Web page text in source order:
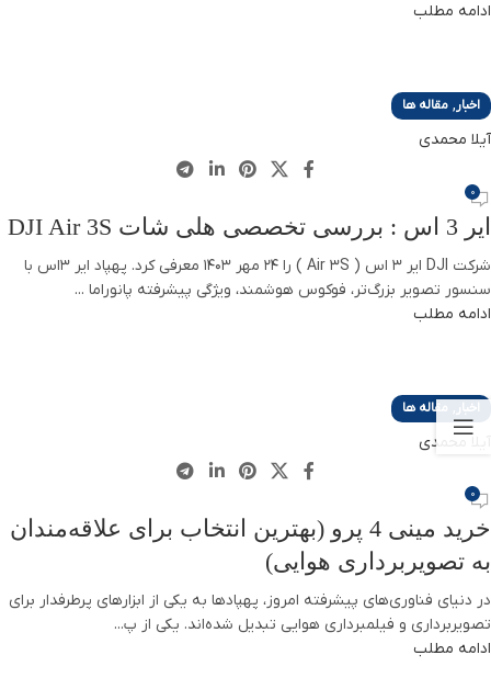
ادامه مطلب
اخبار, مقاله ها
آیلا محمدی
0
ایر 3 اس : بررسی تخصصی هلی شات DJI Air 3S
شرکت DJI ایر 3 اس ( Air 3S ) را 24 مهر 1403 معرفی کرد. پهپاد ایر 3اس با
سنسور تصویر بزرگ‌تر، فوکوس هوشمند، ویژگی پیشرفته پانوراما ...
ادامه مطلب
اخبار , مقاله ها
آیلا محمدی
0
خرید مینی 4 پرو (بهترین انتخاب برای علاقه‌مندان
به تصویربرداری هوایی)
در دنیای فناوری‌های پیشرفته امروز، پهپادها به یکی از ابزارهای پرطرفدار برای
تصویربرداری و فیلمبرداری هوایی تبدیل شده‌اند. یکی از پ...
ادامه مطلب